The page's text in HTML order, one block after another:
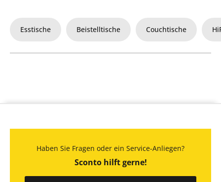
Esstische Beistelltische Couchtische
Haben Sie Fragen oder ein Service-Anliegen?
Sconto hilft gerne!